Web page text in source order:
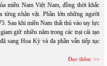
miền Nam Việt Nam, đồng thời khắc
từng nhân vật. Phần lớn những người
Sau khi miền Nam thất thủ vào tay lực
giữ nhiều năm trong các trại cải tạo
sang Hoa Kỳ và đa phần vẫn tiếp tục
Đọc thêm